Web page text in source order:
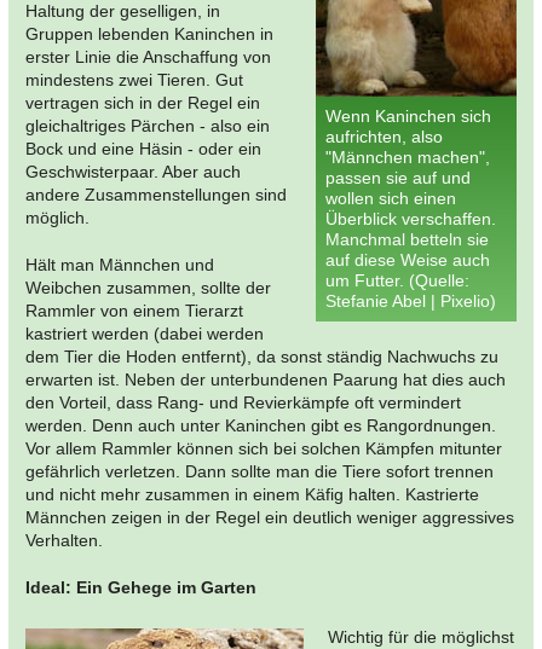
Wenn Kaninchen sich
aufrichten, also
"Männchen machen",
passen sie auf und
wollen sich einen
Überblick verschaffen.
Manchmal betteln sie
auf diese Weise auch
um Futter. (Quelle:
Stefanie Abel | Pixelio)
Haltung der geselligen, in
Gruppen lebenden Kaninchen in
erster Linie die Anschaffung von
mindestens zwei Tieren. Gut
vertragen sich in der Regel ein
gleichaltriges Pärchen - also ein
Bock und eine Häsin - oder ein
Geschwisterpaar. Aber auch
andere Zusammenstellungen sind
möglich.
Hält man Männchen und
Weibchen zusammen, sollte der
Rammler von einem Tierarzt
kastriert werden (dabei werden
dem Tier die Hoden entfernt), da sonst ständig Nachwuchs zu
erwarten ist. Neben der unterbundenen Paarung hat dies auch
den Vorteil, dass Rang- und Revierkämpfe oft vermindert
werden. Denn auch unter Kaninchen gibt es Rangordnungen.
Vor allem Rammler können sich bei solchen Kämpfen mitunter
gefährlich verletzen. Dann sollte man die Tiere sofort trennen
und nicht mehr zusammen in einem Käfig halten. Kastrierte
Männchen zeigen in der Regel ein deutlich weniger aggressives
Verhalten.
Ideal: Ein Gehege im Garten
Wichtig für die möglichst